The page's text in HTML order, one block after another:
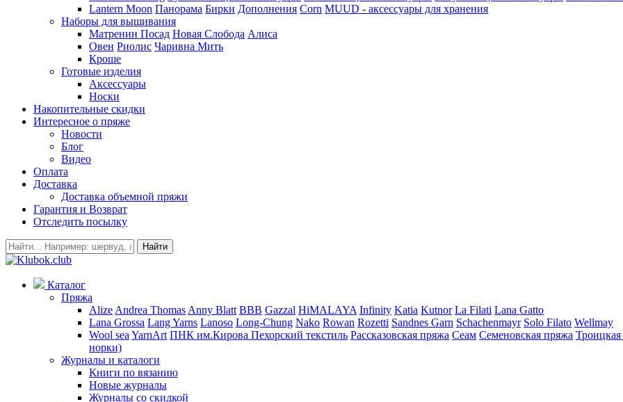
Lantern Moon Панорама Бирки Дополнения Corn MUUD - аксессуары для хранения
Наборы для вышивания
Матренин Посад Новая Слобода Алиса
Овен Риолис Чаривна Мить
Кроше
Готовые изделия
Аксессуары
Носки
Накопительные скидки
Интересное о пряже
Новости
Блог
Видео
Оплата
Доставка
Доставка объемной пряжи
Гарантия и Возврат
Отследить посылку
Найти
Каталог
Пряжа
Alize Andrea Thomas Anny Blatt BBB Gazzal HiMALAYA Infinity Katia Kutnor La Filati Lana Gatto
Lana Grossa Lang Yarns Lanoso Long-Chung Nako Rowan Rozetti Sandnes Garn Schachenmayr Solo Filato Wellmay
Wool sea YarnArt ПНК им.Кирова Пехорский текстиль Рассказовская пряжа Сеам Семеновская пряжа Троицкая
норки)
Журналы и каталоги
Книги по вязанию
Новые журналы
Журналы со скидкой